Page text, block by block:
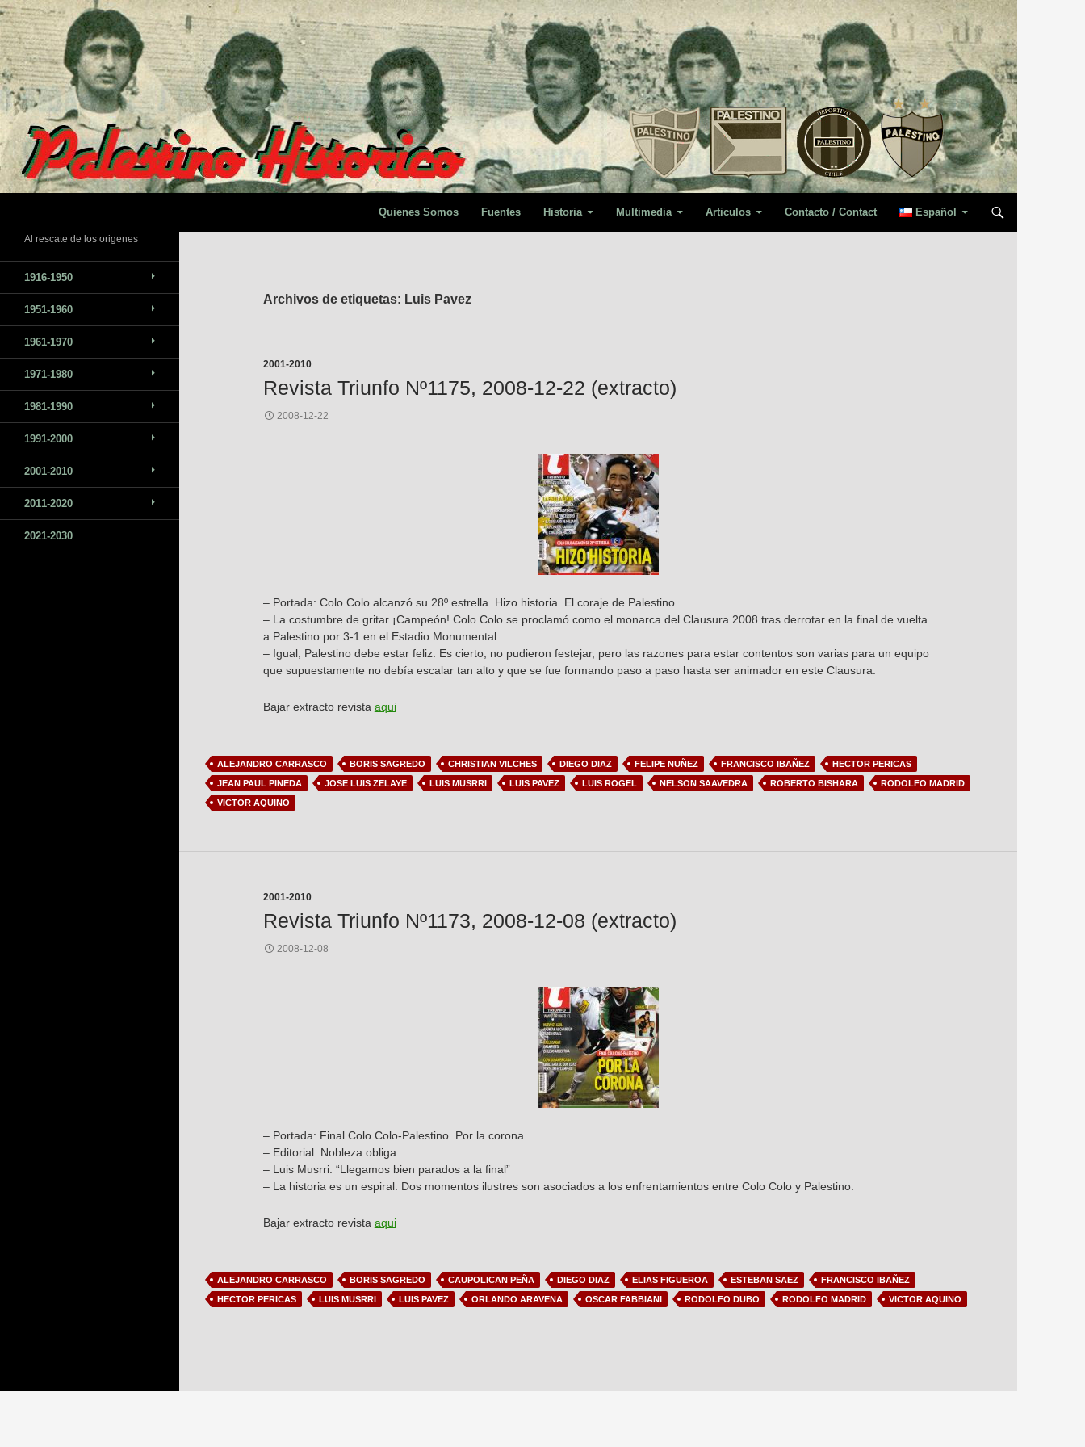
Saltar
al
contenido
Quienes Somos Fuentes Historia Multimedia Articulos Contacto / Contact Español
Archivos de etiquetas: Luis Pavez
2001-2010
Revista Triunfo Nº1175, 2008-12-22 (extracto)
2008-12-22
– Portada: Colo Colo alcanzó su 28º estrella. Hizo historia. El coraje de Palestino.
– La costumbre de gritar ¡Campeón! Colo Colo se proclamó como el monarca del Clausura 2008 tras derrotar en la final de vuelta
a Palestino por 3-1 en el Estadio Monumental.
– Igual, Palestino debe estar feliz. Es cierto, no pudieron festejar, pero las razones para estar contentos son varias para un equipo
que supuestamente no debía escalar tan alto y que se fue formando paso a paso hasta ser animador en este Clausura.
Bajar extracto revista aqui
ALEJANDRO CARRASCO BORIS SAGREDO CHRISTIAN VILCHES DIEGO DIAZ FELIPE NUÑEZ FRANCISCO IBAÑEZ
HECTOR PERICAS
JEAN PAUL PINEDA
JOSE LUIS ZELAYE LUIS MUSRRI LUIS PAVEZ LUIS ROGEL NELSON SAAVEDRA ROBERTO BISHARA
RODOLFO MADRID
VICTOR AQUINO
2001-2010
Revista Triunfo Nº1173, 2008-12-08 (extracto)
2008-12-08
– Portada: Final Colo Colo-Palestino. Por la corona.
– Editorial. Nobleza obliga.
– Luis Musrri: “Llegamos bien parados a la final”
– La historia es un espiral. Dos momentos ilustres son asociados a los enfrentamientos entre Colo Colo y Palestino.
Bajar extracto revista aqui
ALEJANDRO CARRASCO BORIS SAGREDO CAUPOLICAN PEÑA DIEGO DIAZ ELIAS FIGUEROA ESTEBAN SAEZ
FRANCISCO IBAÑEZ
HECTOR PERICAS
LUIS MUSRRI LUIS PAVEZ ORLANDO ARAVENA OSCAR FABBIANI RODOLFO DUBO RODOLFO MADRID VICTOR AQUINO
Al rescate de los origenes
1916-1950
1951-1960
1961-1970
1971-1980
1981-1990
1991-2000
2001-2010
2011-2020
2021-2030